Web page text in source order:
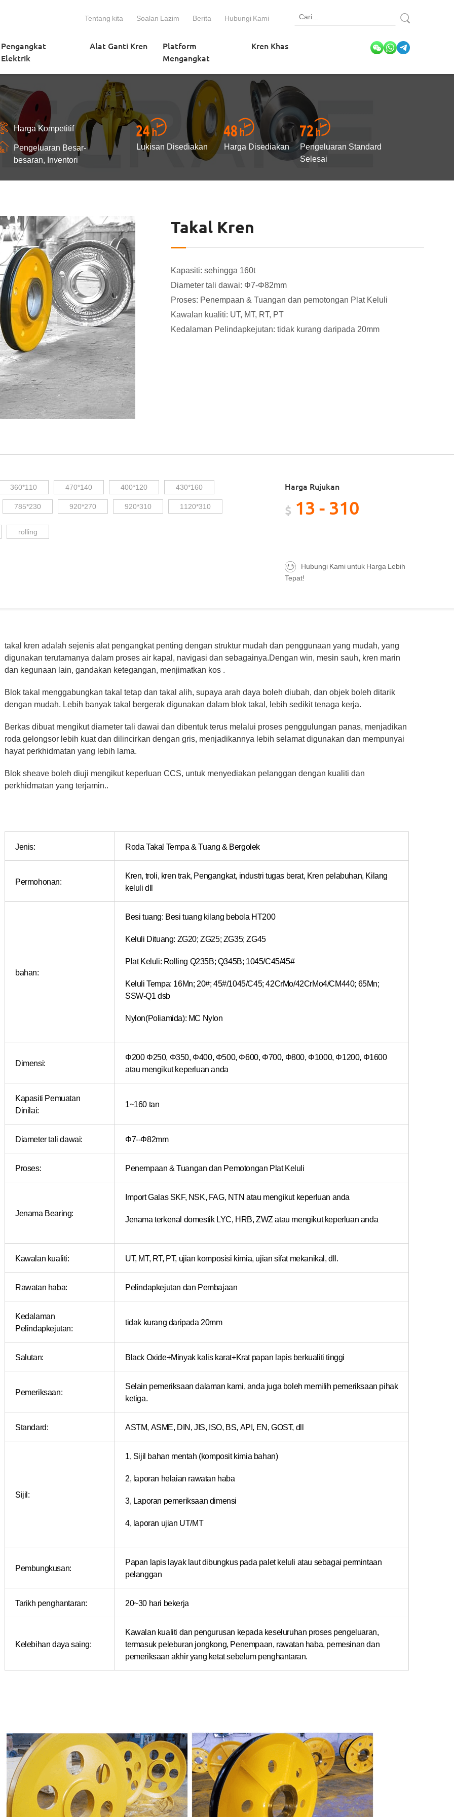
Tentang kita Soalan Lazim Berita Hubungi Kami
Pengangkat
Elektrik
Alat Ganti Kren
Platform
Mengangkat
Kren Khas
Harga Kompetitif
Pengeluaran Besar-
besaran, Inventori
Lukisan Disediakan Harga Disediakan
Pengeluaran Standard
Selesai
Takal Kren
Kapasiti: sehingga 160t
Diameter tali dawai: Φ7-Φ82mm
Proses: Penempaan & Tuangan dan pemotongan Plat Keluli
Kawalan kualiti: UT, MT, RT, PT
Kedalaman Pelindapkejutan: tidak kurang daripada 20mm
360*110 470*140 400*120 430*160
785*230 920*270 920*310 1120*310
rolling
Harga Rujukan
$ 13 - 310
Hubungi Kami untuk Harga Lebih
Tepat!
takal kren adalah sejenis alat pengangkat penting dengan struktur mudah dan penggunaan yang mudah, yang
digunakan terutamanya dalam proses air kapal, navigasi dan sebagainya.Dengan win, mesin sauh, kren marin
dan kegunaan lain, gandakan ketegangan, menjimatkan kos .
Blok takal menggabungkan takal tetap dan takal alih, supaya arah daya boleh diubah, dan objek boleh ditarik
dengan mudah. Lebih banyak takal bergerak digunakan dalam blok takal, lebih sedikit tenaga kerja.
Berkas dibuat mengikut diameter tali dawai dan dibentuk terus melalui proses penggulungan panas, menjadikan
roda gelongsor lebih kuat dan dilincirkan dengan gris, menjadikannya lebih selamat digunakan dan mempunyai
hayat perkhidmatan yang lebih lama.
Blok sheave boleh diuji mengikut keperluan CCS, untuk menyediakan pelanggan dengan kualiti dan
perkhidmatan yang terjamin..
Jenis: Roda Takal Tempa & Tuang & Bergolek
Permohonan:
Kren, troli, kren trak, Pengangkat, industri tugas berat, Kren pelabuhan, Kilang
keluli dll
bahan:
Besi tuang: Besi tuang kilang bebola HT200
Keluli Dituang: ZG20; ZG25; ZG35; ZG45
Plat Keluli: Rolling Q235B; Q345B; 1045/C45/45#
Keluli Tempa: 16Mn; 20#; 45#/1045/C45; 42CrMo/42CrMo4/CM440; 65Mn;
SSW-Q1 dsb
Nylon(Poliamida): MC Nylon
Dimensi:
Φ200 Φ250, Φ350, Φ400, Φ500, Φ600, Φ700, Φ800, Φ1000, Φ1200, Φ1600
atau mengikut keperluan anda
Kapasiti Pemuatan
Dinilai:
1~160 tan
Diameter tali dawai: Φ7--Φ82mm
Proses: Penempaan & Tuangan dan Pemotongan Plat Keluli
Jenama Bearing:
Import Galas SKF, NSK, FAG, NTN atau mengikut keperluan anda
Jenama terkenal domestik LYC, HRB, ZWZ atau mengikut keperluan anda
Kawalan kualiti: UT, MT, RT, PT, ujian komposisi kimia, ujian sifat mekanikal, dll.
Rawatan haba: Pelindapkejutan dan Pembajaan
Kedalaman
Pelindapkejutan:
tidak kurang daripada 20mm
Salutan: Black Oxide+Minyak kalis karat+Krat papan lapis berkualiti tinggi
Pemeriksaan:
Selain pemeriksaan dalaman kami, anda juga boleh memilih pemeriksaan pihak
ketiga.
Standard: ASTM, ASME, DIN, JIS, ISO, BS, API, EN, GOST, dll
Sijil:
1, Sijil bahan mentah (komposit kimia bahan)
2, laporan helaian rawatan haba
3, Laporan pemeriksaan dimensi
4, laporan ujian UT/MT
Pembungkusan:
Papan lapis layak laut dibungkus pada palet keluli atau sebagai permintaan
pelanggan
Tarikh penghantaran: 20~30 hari bekerja
Kelebihan daya saing:
Kawalan kualiti dan pengurusan kepada keseluruhan proses pengeluaran,
termasuk peleburan jongkong, Penempaan, rawatan haba, pemesinan dan
pemeriksaan akhir yang ketat sebelum penghantaran.